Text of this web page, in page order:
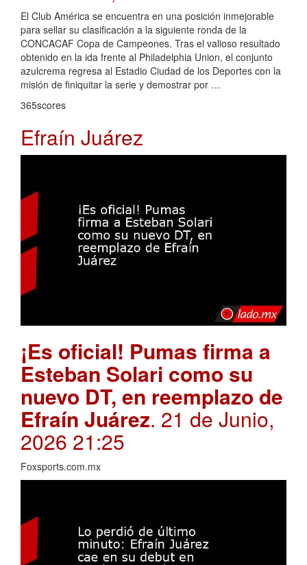
El Club América se encuentra en una posición inmejorable
para sellar su clasificación a la siguiente ronda de la
CONCACAF Copa de Campeones. Tras el valioso resultado
obtenido en la ida frente al Philadelphia Union, el conjunto
azulcrema regresa al Estadio Ciudad de los Deportes con la
misión de finiquitar la serie y demostrar por …
365scores
Efraín Juárez
¡Es oficial! Pumas firma a
Esteban Solari como su
nuevo DT, en reemplazo de
Efraín Juárez. 21 de Junio,
2026 21:25
Foxsports.com.mx